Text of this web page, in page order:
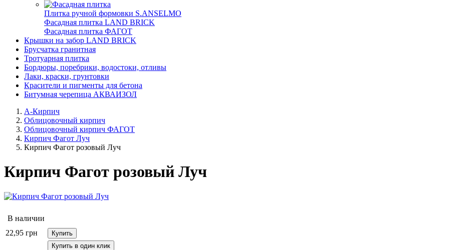
Плитка ручной формовки S.ANSELMO
Фасадная плитка LAND BRICK
Фасадная плитка ФАГОТ
Крышки на забор LAND BRICK
Брусчатка гранитная
Тротуарная плитка
Бордюры, поребрики, водостоки, отливы
Лаки, краски, грунтовки
Красители и пигменты для бетона
Битумная черепица АКВАИЗОЛ
А-Кирпич
Облицовочный кирпич
Облицовочный кирпич ФАГОТ
Кирпич Фагот Луч
Кирпич Фагот розовый Луч
Кирпич Фагот розовый Луч
В наличии
22,95 грн
Купить
Купить в один клик